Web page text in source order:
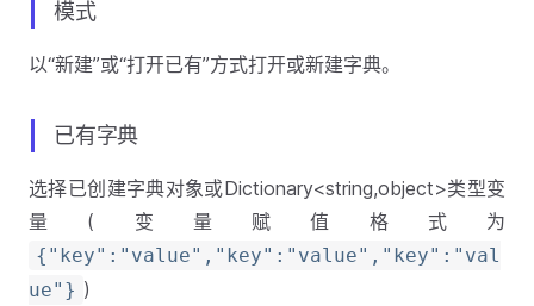
模式
以“新建”或“打开已有”方式打开或新建字典。
已有字典
选择已创建字典对象或Dictionary<string,object>类型变
量(变量赋值格式为
{"key":"value","key":"value","key":"val
ue"} )